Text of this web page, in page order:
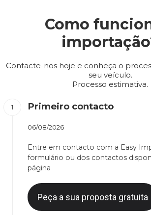
Como
Contacte-nos hoje e conheça o
seu veículo.
Processo estimativa.
Primeiro contacto
06/08/2026
Entre em contacto com a Easy
formulário ou dos contactos
página
Peça a sua proposta gratuita